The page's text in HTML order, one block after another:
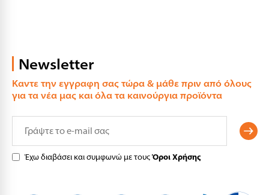
Newsletter
Καντε την εγγραφη σας τώρα & μάθε πριν από όλους
για τα νέα μας και όλα τα καινούργια προϊόντα
Έχω διαβάσει και συμφωνώ με τουςΌροι Χρήσης